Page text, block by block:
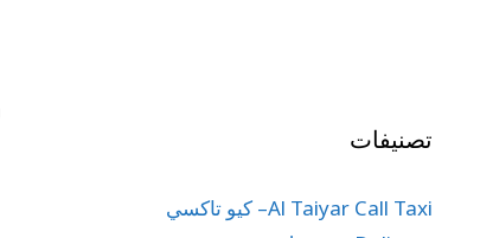
تصنيفات
Al Taiyar Call Taxi– كيو تاكسي